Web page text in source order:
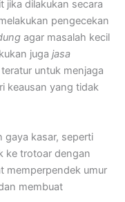
jika dilakukan secara
pengecekan
agar masalah kecil
juga jasa
untuk menjaga
keausan yang tidak
gaya kasar, seperti
ke trotoar dengan
memperpendek umur
membuat